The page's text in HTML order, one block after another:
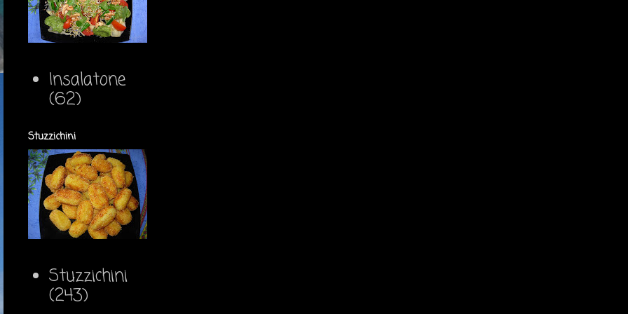
Insalatone
(62)
Stuzzichini
Stuzzichini
(243)